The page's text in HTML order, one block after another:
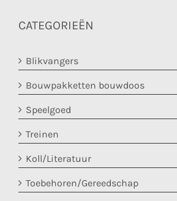
CATEGORIEËN
Blikvangers
Bouwpakketten bouwdoos
Speelgoed
Treinen
Koll/Literatuur
Toebehoren/Gereedschap